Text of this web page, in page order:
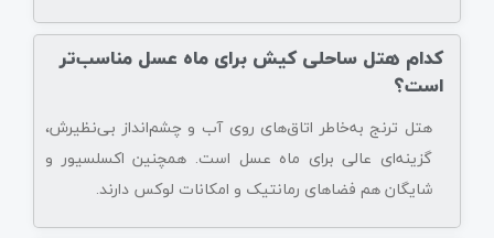
کدام هتل ساحلی کیش برای ماه عسل مناسب‌تر
است؟
هتل ترنج به‌خاطر اتاق‌های روی آب و چشم‌انداز بی‌نظیرش،
گزینه‌ای عالی برای ماه عسل است. همچنین اکسلسیور و
شایگان هم فضاهای رمانتیک و امکانات لوکس دارند.